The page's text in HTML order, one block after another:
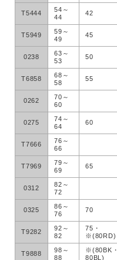
T5444
54～
44
42
T5949
59～
49
45
0238
63～
53
50
T6858
68～
58
55
0262
70～
60
0275
74～
64
60
T7666
76～
66
T7969
79～
69
65
0312
82～
72
0325
86～
76
70
T9282
92～
82
75・
※(80RD)
T9888
98～
88
※(80BK・
80BL)